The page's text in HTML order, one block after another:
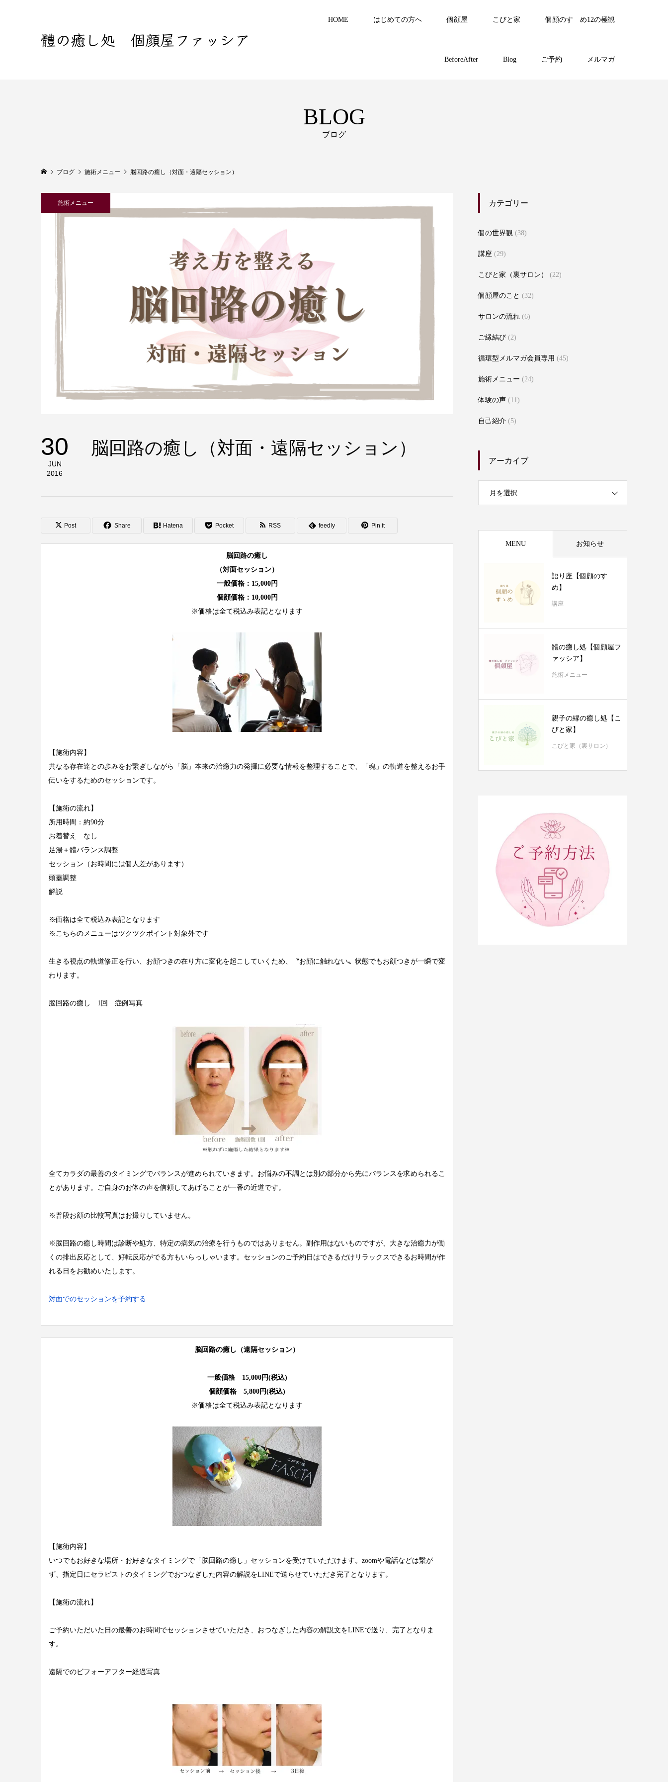
體の癒し処 個顔屋ファッシア
HOME はじめての方へ 個顔屋 こびと家 個顔のすゝめ12の極観
BeforeAfter Blog ご予約 メルマガ
BLOG
ブログ
ブログ 施術メニュー 脳回路の癒し（対面・遠隔セッション）
施術メニュー
30
JUN
2016
脳回路の癒し（対面・遠隔セッション）
Post Share Hatena Pocket RSS feedly Pin it
脳回路の癒し
（対面セッション）
一般価格：15,000円
個顔価格：10,000円
※価格は全て税込み表記となります
【施術内容】
共なる存在達との歩みをお繋ぎしながら「脳」本来の治癒力の発揮に必要な情報を整理することで、「魂」の軌道を整えるお手
伝いをするためのセッションです。
【施術の流れ】
所用時間：約90分
お着替え なし
足湯＋體バランス調整
セッション（お時間には個人差があります）
頭蓋調整
解説
※価格は全て税込み表記となります
※こちらのメニューはツクツクポイント対象外です
生きる視点の軌道修正を行い、お顔つきの在り方に変化を起こしていくため、〝お顔に触れない〟状態でもお顔つきが一瞬で変
わります。
脳回路の癒し 1回 症例写真
全てカラダの最善のタイミングでバランスが進められていきます。お悩みの不調とは別の部分から先にバランスを求められるこ
とがあります。ご自身のお体の声を信頼してあげることが一番の近道です。
※普段お顔の比較写真はお撮りしていません。
※脳回路の癒し時間は診断や処方、特定の病気の治療を行うものではありません。副作用はないものですが、大きな治癒力が働
くの排出反応として、好転反応がでる方もいらっしゃいます。セッションのご予約日はできるだけリラックスできるお時間が作
れる日をお勧めいたします。
対面でのセッションを予約する
脳回路の癒し（遠隔セッション）
一般価格 15,000円(税込)
個顔価格 5,800円(税込)
※価格は全て税込み表記となります
【施術内容】
いつでもお好きな場所・お好きなタイミングで「脳回路の癒し」セッションを受けていただけます。zoomや電話などは繋が
ず、指定日にセラピストのタイミングでおつなぎした内容の解説をLINEで送らせていただき完了となります。
【施術の流れ】
ご予約いただいた日の最善のお時間でセッションさせていただき、おつなぎした内容の解説文をLINEで送り、完了となりま
す。
遠隔でのビフォーアフター経過写真
カテゴリー
個の世界観 (38)
講座 (29)
こびと家（裏サロン） (22)
個顔屋のこと (32)
サロンの流れ (6)
ご縁結び (2)
循環型メルマガ会員専用 (45)
施術メニュー (24)
体験の声 (11)
自己紹介 (5)
アーカイブ
月を選択
MENU お知らせ
語り座【個顔のすゝ
め】
講座
體の癒し処【個顔屋フ
ァッシア】
施術メニュー
親子の縁の癒し処【こ
びと家】
こびと家（裏サロン）